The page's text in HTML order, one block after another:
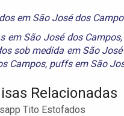
em São José dos
em São José dos Campos,
sob medida em São
Campos, puffs em São
Relacionadas
Tito Estofados